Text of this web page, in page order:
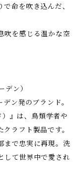
命を吹き込んだ、
吹を感じる温かな空
ン）
ン発のブランド。
』は、鳥類学者や
ラフト製品です。
まで忠実に再現。洗
して世界中で愛され